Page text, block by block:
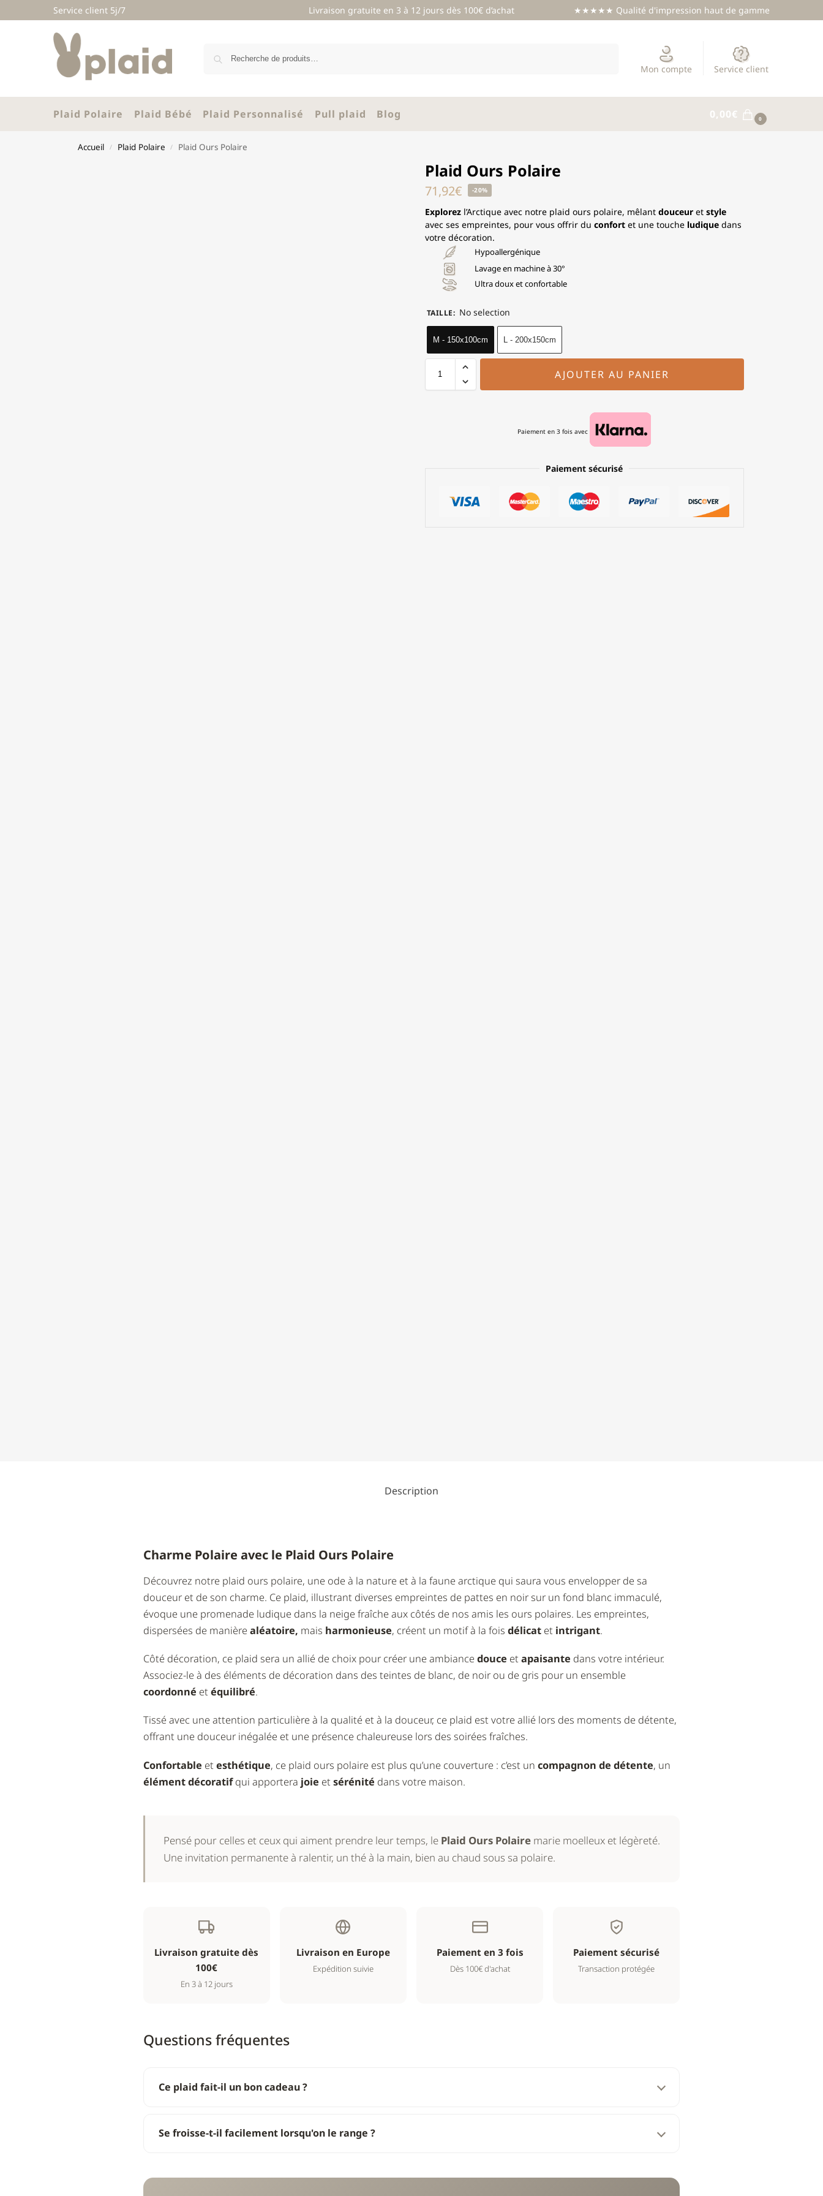
Service client 5j/7 Livraison gratuite en 3 à 12 jours dès 100€ d’achat ★★★★★ Qualité d'impression haut de gamme
Mon compte Service client
Plaid Polaire Plaid Bébé Plaid Personnalisé Pull plaid Blog 0,00€ 0
Accueil / Plaid Polaire / Plaid Ours Polaire
Plaid Ours Polaire
71,92€ -20%
Explorezl’Arctique avec notre plaid ours polaire, mêlant douceuret style
avec ses empreintes, pour vous offrir du confortet une touche ludiquedans
votre décoration.
Hypoallergénique
Lavage en machine à 30°
Ultra doux et confortable
TAILLE: No selection
M - 150x100cm L - 200x150cm
AJOUTER AU PANIER
Paiement en 3 fois avec
Paiement sécurisé
Description
Charme Polaire avec le Plaid Ours Polaire
Découvrez notre plaid ours polaire, une ode à la nature et à la faune arctique qui saura vous envelopper de sa
douceur et de son charme. Ce plaid, illustrant diverses empreintes de pattes en noir sur un fond blanc immaculé,
évoque une promenade ludique dans la neige fraîche aux côtés de nos amis les ours polaires. Les empreintes,
dispersées de manière aléatoire, mais harmonieuse, créent un motif à la fois délicatet intrigant.
Côté décoration, ce plaid sera un allié de choix pour créer une ambiance douce et apaisante dans votre intérieur.
Associez-le à des éléments de décoration dans des teintes de blanc, de noir ou de gris pour un ensemble
coordonné et équilibré.
Tissé avec une attention particulière à la qualité et à la douceur, ce plaid est votre allié lors des moments de détente,
offrant une douceur inégalée et une présence chaleureuse lors des soirées fraîches.
Confortable et esthétique, ce plaid ours polaire est plus qu’une couverture : c’est un compagnon de détente, un
élément décoratifqui apportera joie et sérénité dans votre maison.
Pensé pour celles et ceux qui aiment prendre leur temps, le Plaid Ours Polaire marie moelleux et légèreté.
Une invitation permanente à ralentir, un thé à la main, bien au chaud sous sa polaire.
Livraison gratuite dès
100€
En 3 à 12 jours
Livraison en Europe
Expédition suivie
Paiement en 3 fois
Dès 100€ d'achat
Paiement sécurisé
Transaction protégée
Questions fréquentes
Ce plaid fait-il un bon cadeau ?
Se froisse-t-il facilement lorsqu'on le range ?